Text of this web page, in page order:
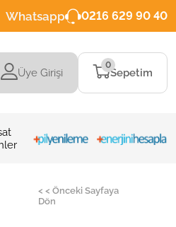
Whatsapp 0216 629 90 40
Üye Girişi Sepetim
0
< < Önceki Sayfaya
Dön